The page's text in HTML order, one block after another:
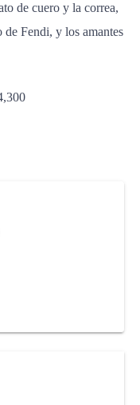
de cuero y la correa,
de Fendi, y los amantes